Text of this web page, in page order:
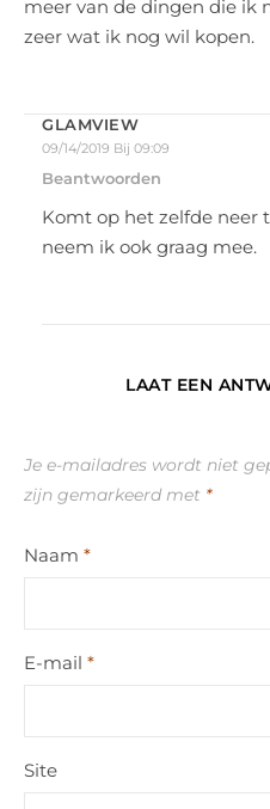
meer van de dingen die ik
zeer wat ik nog wil kopen.
GLAMVIEW
09/14/2019 Bij 09:09
Beantwoorden
Komt op het zelfde neer
neem ik ook graag mee.
LAAT EEN
Je e-mailadres wordt niet
zijn gemarkeerd met *
Naam *
E-mail *
Site